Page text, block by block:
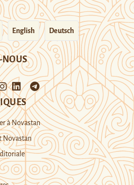
English Deutsch
NOUS
à Novastan
Novastan